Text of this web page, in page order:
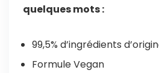
quelques mots :
99,5% d’ingrédients
Formule Vegan